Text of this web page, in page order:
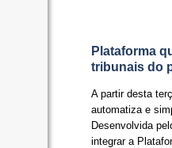
Plataforma
tribunais do
A partir desta
automatiza e
Desenvolvida
integrar a